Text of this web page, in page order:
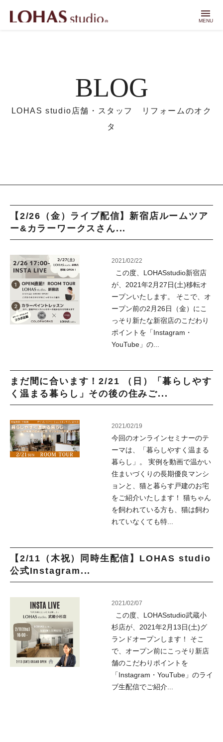
menu
MENU
BLOG
LOHAS studio店舗・スタッフ リフォームのオク
タ
【2/26（金）ライブ配信】新宿店ルームツア
ー&カラーワークスさん...
2021/02/22
この度、LOHASstudio新宿店
が、2021年2月27日(土)移転オ
ープンいたします。 そこで、オ
ープン前の2月26日（金）にこ
っそり新たな新宿店のこだわり
ポイントを「Instagram・
YouTube」の...
まだ間に合います！2/21 （日）「暮らしやす
く温まる暮らし」その後の住みご...
2021/02/19
今回のオンラインセミナーのテ
ーマは、「暮らしやすく温まる
暮らし」。 実例を動画で温かい
住まいづくりの長期優良マンシ
ョンと、猫と暮らす戸建のお宅
をご紹介いたします！ 猫ちゃん
を飼われている方も、猫は飼わ
れていなくても特...
【2/11（木祝）同時生配信】LOHAS studio
公式Instagram...
2021/02/07
この度、LOHASstudio武蔵小
杉店が、2021年2月13日(土)グ
ランドオープンします！ そこ
で、オープン前にこっそり新店
舗のこだわりポイントを
「Instagram・YouTube」のライ
ブ生配信でご紹介...